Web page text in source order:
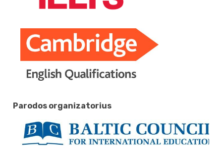
Parodos organizatorius